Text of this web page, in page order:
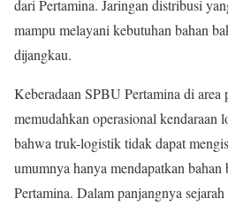
dari Pertamina. Jaringan distribusi
mampu melayani kebutuhan bahan
dijangkau.
Keberadaan SPBU Pertamina di
memudahkan operasional kendaraan
bahwa truk-logistik tidak dapat
umumnya hanya mendapatkan
Pertamina. Dalam panjangnya sejarah